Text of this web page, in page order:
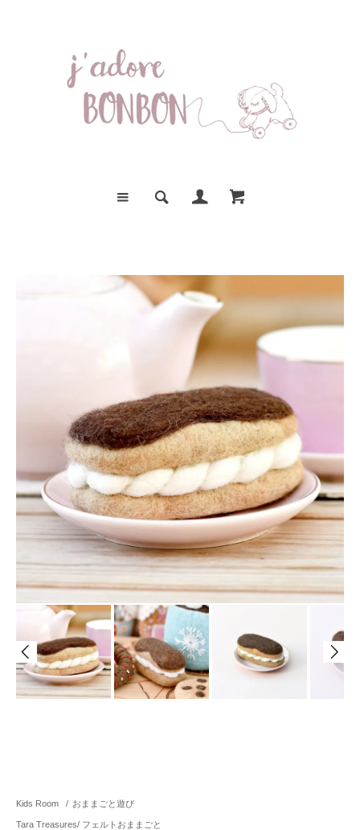
Kids Room / おままごと遊び
Tara Treasures/ フェルトおままごと